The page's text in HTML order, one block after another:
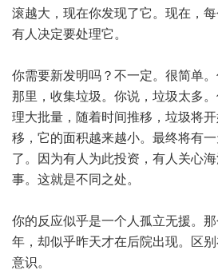
滚越大，现在你发现了它。现在，
有人决定要处理它。
你需要新发明吗？不一定。很简单
那里，收集垃圾。你说，垃圾太多
理大批量，随着时间推移，垃圾将
移，它的面积越来越小。最终将有
了。因为有人为此投资，有人关心
事。这就是不同之处。
你的反应似乎是一个人孤立无援。
年，却似乎昨天才在后院出现。区别
意识。